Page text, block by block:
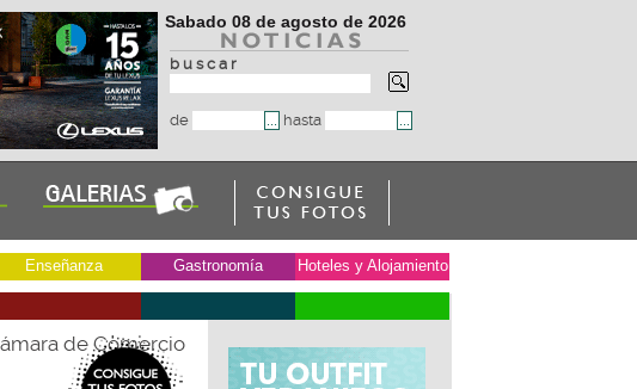
Sabado 08 de agosto de 2026
b u s c a r
de hasta
Enseñanza Gastronomía Hoteles y Alojamiento
de Comercio